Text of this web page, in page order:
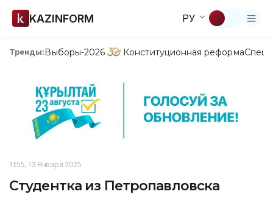
KAZINFORM РУ
Тренды:Выборы-2026 Конституционная реформа
11:55, 13 Января 2025
Студентка из Петропавловска